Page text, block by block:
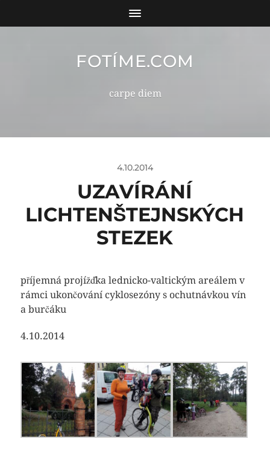
FOTÍME.COM
carpe diem
4.10.2014
UZAVÍRÁNÍ
LICHTENŠTEJNSKÝCH
STEZEK
příjemná projížďka lednicko-valtickým areálem v
rámci ukončování cyklosezóny s ochutnávkou vín
a burčáku
4.10.2014